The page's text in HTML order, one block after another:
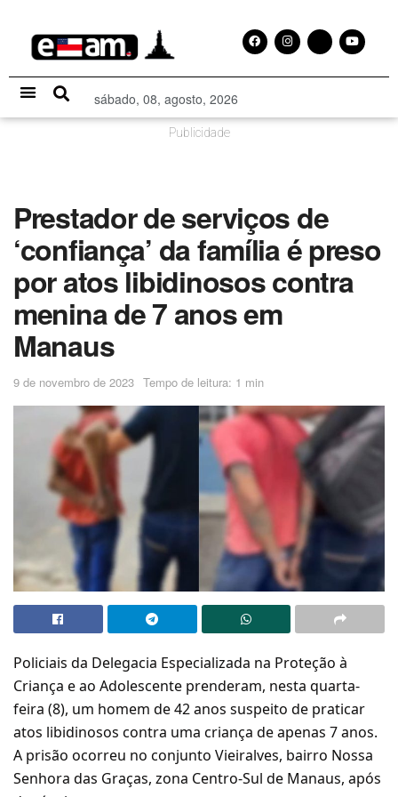
sábado, 08, agosto, 2026
Publicidade
Prestador de serviços de
‘confiança’ da família é preso
por atos libidinosos contra
menina de 7 anos em
Manaus
9 de novembro de 2023 Tempo de leitura: 1 min
Policiais da Delegacia Especializada na Proteção à
Criança e ao Adolescente prenderam, nesta quarta-
feira (8), um homem de 42 anos suspeito de praticar
atos libidinosos contra uma criança de apenas 7 anos.
A prisão ocorreu no conjunto Vieiralves, bairro Nossa
Senhora das Graças, zona Centro-Sul de Manaus, após